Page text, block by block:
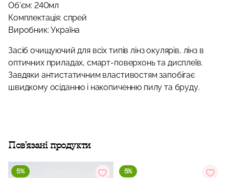
Об’єм: 240мл
Комплектація: спрей
Виробник: Україна
Засіб очищуючий для всіх типів лінз окулярів, лінз в
оптичних приладах, смарт-поверхонь та дисплеїв.
Завдяки антистатичним властивостям запобігає
швидкому осіданню і накопиченню пилу та бруду.
Пов'язані продукти
5% 5%